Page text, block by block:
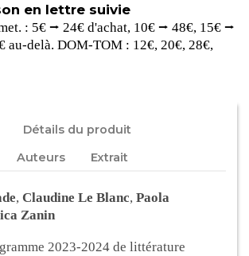
en lettre suivie
: 5€ ⭢ 24€ d'achat, 10€ ⭢ 48€, 15€ ⭢
au-delà. DOM-TOM : 12€, 20€, 28€,
Détails du produit
Auteurs Extrait
, Claudine Le Blanc,Paola
Zanin
2023-2024 de littérature